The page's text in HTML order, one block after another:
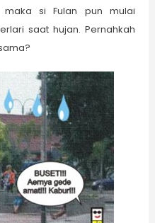
si Fulan pun mulai
saat hujan. Pernahkah